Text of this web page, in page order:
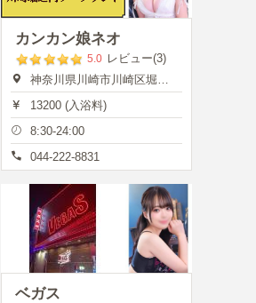
カンカン娘ネオ
5.0 レビュー(3)
神奈川県川崎市川崎区堀之内町13
13200 (入浴料)
8:30-24:00
044-222-8831
ベガス